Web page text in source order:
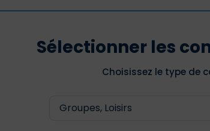
Sélectionner les
Choisissez le type de